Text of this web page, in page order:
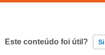
Este conteúdo foi útil?